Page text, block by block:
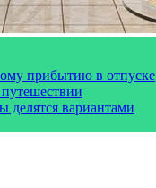
прибытию в отпуске
делятся вариантами